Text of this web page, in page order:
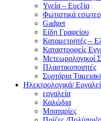
Υγεία – Ευεξία
Φωτιστικά
Gadget
Είδη Γραφείου
Καταμετρητές –
Καταστροφείς
Μετεωρολογικοί
Πλαστικοποιητές
Συρτάρια
Ηλεκτρολογικά/
εργαλεία
Καλώδια
Μπαταρίες